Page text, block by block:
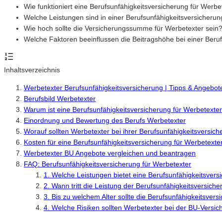
Wie funktioniert eine Berufsunfähigkeitsversicherung für
Welche Leistungen sind in einer
Wie hoch sollte die Versicherungssumme für Werbetexter sein?
Welche Faktoren beeinflussen die Beitragshöhe bei einer
Inhaltsverzeichnis
Werbetexter Berufsunfähigkeitsversicherung | Tipps &
Berufsbild Werbetexter
Warum ist eine Berufsunfähigkeitsversicherung für
Einordnung und Bewertung des Berufs Werbetexter
Worauf sollten Werbetexter bei ihrer
Kosten für eine Berufsunfähigkeitsversicherung für
Werbetexter BU Angebote vergleichen und beantragen
FAQ: Berufsunfähigkeitsversicherung für Werbetexter
1. Welche Leistungen bietet eine
2. Wann tritt die Leistung der
3. Bis zu welchem Alter sollte die
4. Welche Risiken sollten Werbetexter bei der BU-